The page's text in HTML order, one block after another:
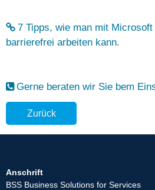
7 Tipps, wie man mit Microsoft
barrierefrei arbeiten kann.
Gerne beraten wir Sie bem
Zurück
Anschrift
BSS Business Solutions for Services